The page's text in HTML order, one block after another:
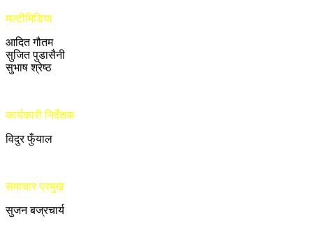
मल्टीमिडिया
आदित गौतम
सुजित पुडासैनी
सुभाष श्रेष्ठ
कार्यकारी निर्देशक
विदुर फुँयाल
समाचार प्रमुख
सुजन बज्रचार्य